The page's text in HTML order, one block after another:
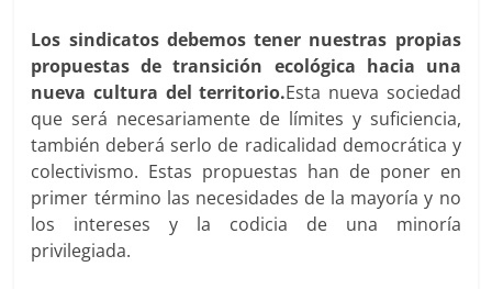
Los sindicatos debemos tener nuestras propias
propuestas de transición ecológica hacia una
nueva cultura del territorio.Esta nueva sociedad
que será necesariamente de límites y suficiencia,
también deberá serlo de radicalidad democrática y
colectivismo. Estas propuestas han de poner en
primer término las necesidades de la mayoría y no
los intereses y la codicia de una minoría
privilegiada.